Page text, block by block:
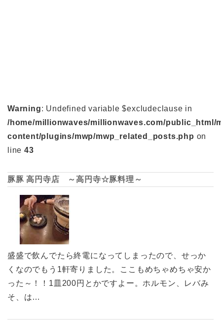
Warning: Undefined variable $excludeclause in
/home/millionwaves/millionwaves.com/public_html/
content/plugins/mwp/mwp_related_posts.php on
line 43
豚豚 高円寺店 ～高円寺☆豚料理～
盛盛で飲んでたら終電になってしまったので、せっか
くなのでもう1軒寄りました。ここもめちゃめちゃ安か
った～！！1皿200円とかですよー。ホルモン、レバみ
そ、は…